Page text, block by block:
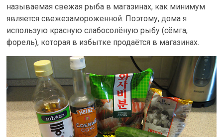
называемая свежая рыба в магазинах, как минимум
является свежезамороженной. Поэтому, дома я
использую красную слабосолёную рыбу (сёмга,
форель), которая в избытке продаётся в магазинах.